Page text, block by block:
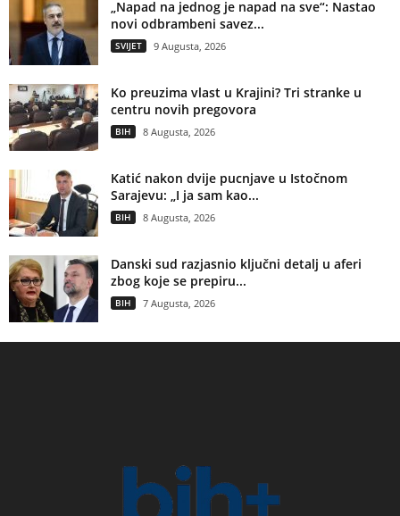
„Napad na jednog je napad na sve“: Nastao
novi odbrambeni savez...
SVIJET 9 Augusta, 2026
Ko preuzima vlast u Krajini? Tri stranke u
centru novih pregovora
BIH 8 Augusta, 2026
Katić nakon dvije pucnjave u Istočnom
Sarajevu: „I ja sam kao...
BIH 8 Augusta, 2026
Danski sud razjasnio ključni detalj u aferi
zbog koje se prepiru...
BIH 7 Augusta, 2026